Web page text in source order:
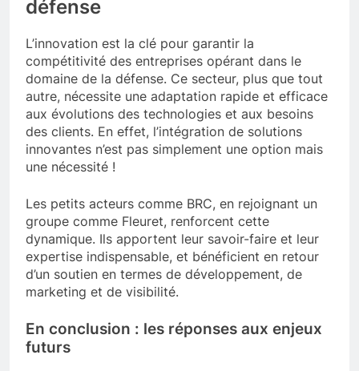
défense
L’innovation est la clé pour garantir la
compétitivité des entreprises opérant dans le
domaine de la défense. Ce secteur, plus que tout
autre, nécessite une adaptation rapide et efficace
aux évolutions des technologies et aux besoins
des clients. En effet, l’intégration de solutions
innovantes n’est pas simplement une option mais
une nécessité !
Les petits acteurs comme BRC, en rejoignant un
groupe comme Fleuret, renforcent cette
dynamique. Ils apportent leur savoir-faire et leur
expertise indispensable, et bénéficient en retour
d’un soutien en termes de développement, de
marketing et de visibilité.
En conclusion : les réponses aux enjeux
futurs